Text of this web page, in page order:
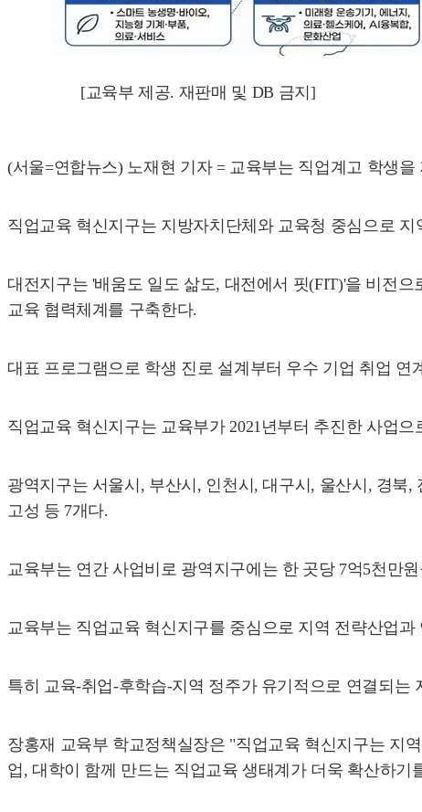
[교육부 제공. 재판매 및 DB 금지]
(서울=연합뉴스) 노재현 기자 = 교육부는 직업계고 학생
직업교육 혁신지구는 지방자치단체와 교육청 중심으로
대전지구는 '배움도 일도 삶도, 대전에서 핏(FIT)'을 비전
교육 협력체계를 구축한다.
대표 프로그램으로 학생 진로 설계부터 우수 기업 취업 연
직업교육 혁신지구는 교육부가 2021년부터 추진한 사업
광역지구는 서울시, 부산시, 인천시, 대구시, 울산시, 경북
고성 등 7개다.
교육부는 연간 사업비로 광역지구에는 한 곳당 7억5천만
교육부는 직업교육 혁신지구를 중심으로 지역 전략산업
특히 교육-취업-후학습-지역 정주가 유기적으로 연결되는
장홍재 교육부 학교정책실장은 "직업교육 혁신지구는 지
업, 대학이 함께 만드는 직업교육 생태계가 더욱 확산하기